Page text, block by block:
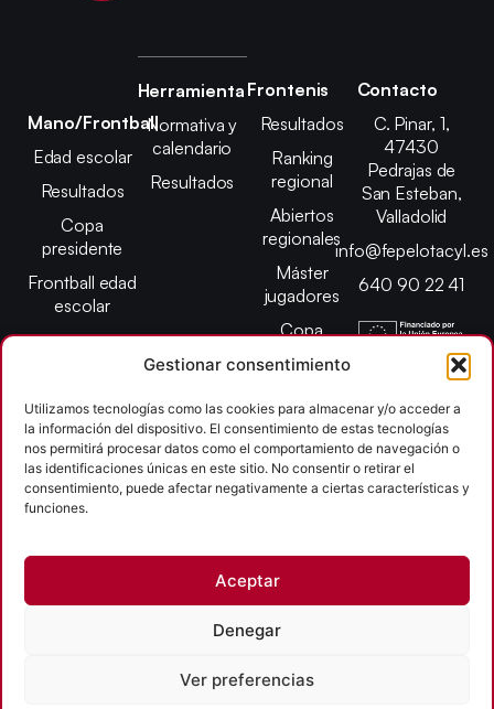
Gestionar consentimiento
Utilizamos tecnologías como las cookies para almacenar y/o acceder a
la información del dispositivo. El consentimiento de estas tecnologías
nos permitirá procesar datos como el comportamiento de navegación o
las identificaciones únicas en este sitio. No consentir o retirar el
consentimiento, puede afectar negativamente a ciertas características y
funciones.
Aceptar
Denegar
Ver preferencias
Mano/Frontball
Edad escolar
Resultados
Copa
presidente
Frontball edad
escolar
Herramienta
Normativa y
calendario
Resultados
Frontenis
Resultados
Ranking
regional
Abiertos
regionales
Máster
jugadores
Copa
presidente
escolar
Campeonato
provincial
León
Contacto
C. Pinar, 1,
47430
Pedrajas de
San Esteban,
Valladolid
info@fepelotacyl.es
640 90 22 41
Copyright © 2026
Federación Pelota Castilla y León | FePelotaCyL
| Desarrollado porTOOOLS
Accesibilidad